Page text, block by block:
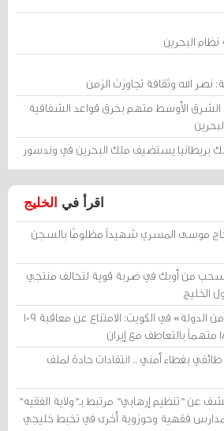
البحرين
الله وثقافة تجاوزت الزمن
الشرق الأوسط متهم بخرق قواعد الشفافية
بريطانيا يستضيف ملك البحرين في وندسور
اقرأ في الخليج
موسى المسري شهيداً مظلومًا بالسجن
من أوبك في ضربة قوية لتحالف منتجي
الخليج
محكمة «أمن الدولة» في الكويت: الامتناع عن معاقبة 109
بغطاء أمني .. انتقادات حادة لملف
عن "تنظيم إرهابي" مرتبط بـ"ولاية الفقيه"
فقهية وحوزوية أخرى في تخبط خليجي